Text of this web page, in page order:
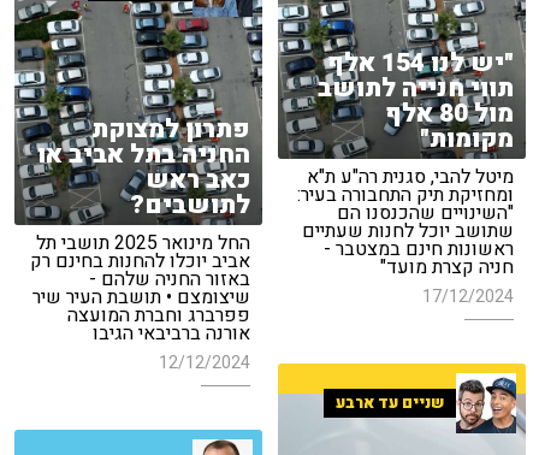
"יש לנו 154 אלף
תווי חנייה לתושב
מול 80 אלף
מקומות"
מיטל להבי, סגנית רה"ע ת"א
ומחזיקת תיק התחבורה בעיר:
"השינויים שהכנסנו הם
שתושב יוכל לחנות שעתיים
ראשונות חינם במצטבר -
חניה קצרת מועד"
17/12/2024
פתרון למצוקת
החניה בתל אביב או
כאב ראש
לתושבים?
החל מינואר 2025 תושבי תל
אביב יוכלו להחנות בחינם רק
באזור החניה שלהם -
שיצומצם • תושבת העיר שיר
פפרברג וחברת המועצה
אורנה ברביבאי הגיבו
12/12/2024
שניים עד ארבע